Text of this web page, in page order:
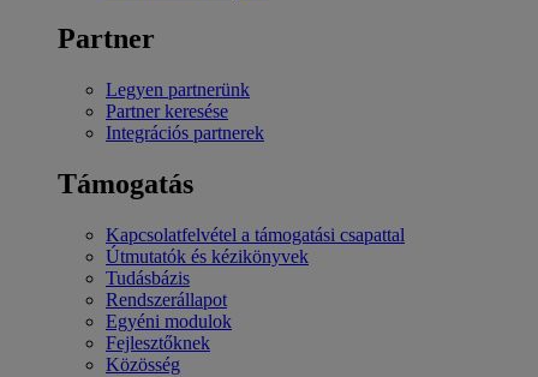
Partner
Legyen partnerünk
Partner keresése
Integrációs partnerek
Támogatás
Kapcsolatfelvétel a támogatási csapattal
Útmutatók és kézikönyvek
Tudásbázis
Rendszerállapot
Egyéni modulok
Fejlesztőknek
Közösség